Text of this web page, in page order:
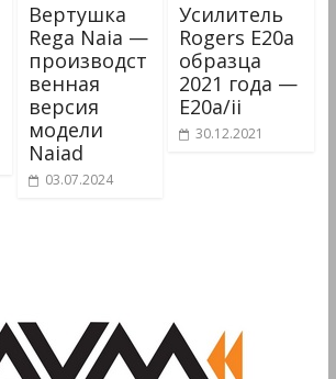
Вертушка
Rega Naia —
производст
венная
версия
модели
Naiad
03.07.2024
Усилитель
Rogers E20a
образца
2021 года —
E20a/ii
30.12.2021